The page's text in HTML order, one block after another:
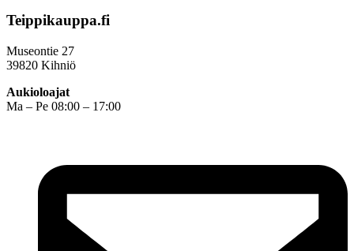
Teippikauppa.fi
Museontie 27
39820 Kihniö
Aukioloajat
Ma – Pe 08:00 – 17:00